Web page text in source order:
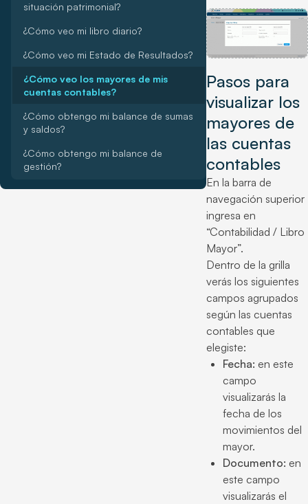
situación patrimonial?
¿Cómo veo mi libro diario?
¿Cómo veo mi Estado de Resultados?
¿Cómo veo los mayores de mis
cuentas contables?
¿Cómo obtengo mi balance de sumas
y saldos?
¿Cómo obtengo mi balance de
gestión?
Pasos para
visualizar los
mayores de
las cuentas
contables
En la barra de
navegación superior
ingresa en
“Contabilidad / Libro
Mayor”.
Dentro de la grilla
verás los siguientes
campos agrupados
según las cuentas
contables que
elegiste:
Fecha: en este
campo
visualizarás la
fecha de los
movimientos del
mayor.
Documento: en
este campo
visualizarás el